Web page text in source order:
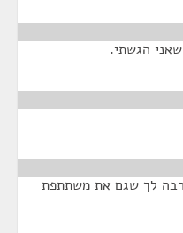
הגשתי.
לך שגם את משתתפת